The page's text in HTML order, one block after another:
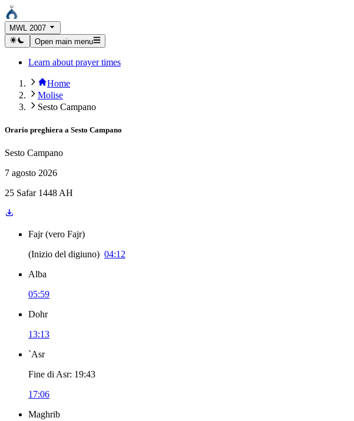
MWL 2007
Open main menu
Learn about prayer times
Home
Molise
Sesto Campano
Orario preghiera a Sesto Campano
Sesto Campano
7 agosto 2026
25 Safar 1448 AH
Fajr (vero Fajr)
(Inizio del digiuno) 04:12
Alba
05:59
Dohr
13:13
`Asr
Fine di Asr: 19:43
17:06
Maghrib